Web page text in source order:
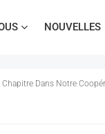
NOUVELLES
Dans Notre